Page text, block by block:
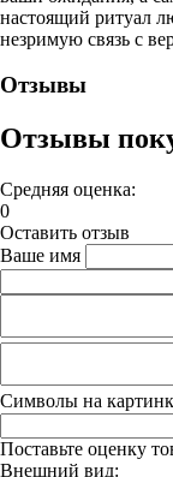
настоящий ритуал
незримую связь с
Отзывы
Отзывы
Средняя оценка:
0
Оставить отзыв
Ваше имя
Символы на
Поставьте оценку
Внешний вид: